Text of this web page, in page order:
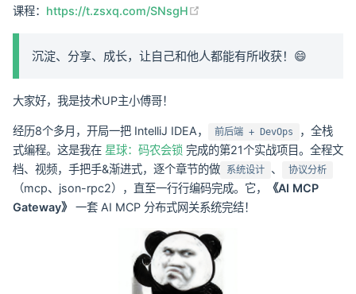
课程： https://t.zsxq.com/SNsgH
沉淀、分享、成长，让自己和他人都能有所收获！😄
大家好，我是技术UP主小傅哥！
经历8个多月，开局一把 IntelliJ IDEA， 前后端 + DevOps
，全栈
式编程。这是我在 星球：码农会锁 完成的第21个实战项目。全程文
档、视频，手把手&渐进式，逐个章节的做
系统设计 、 协议分析
（mcp、json-rpc2），直至一行行编码完成。它，
《AI MCP
Gateway》 一套 AI MCP 分布式网关系统完结！